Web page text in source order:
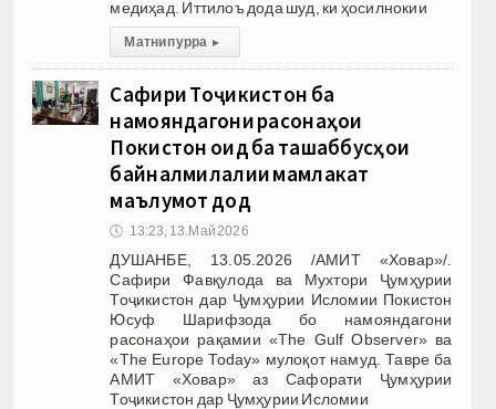
медиҳад. Иттилоъ дода шуд, ки ҳосилнокии
Матни пурра ▸
Сафири Тоҷикистон ба
намояндагони расонаҳои
Покистон оид ба ташаббусҳои
байналмилалии мамлакат
маълумот дод
🕔 13:23, 13.Май 2026
ДУШАНБЕ, 13.05.2026 /АМИТ «Ховар»/.
Сафири Фавқулода ва Мухтори Ҷумҳурии
Тоҷикистон дар Ҷумҳурии Исломии Покистон
Юсуф Шарифзода бо намояндагони
расонаҳои рақамии «The Gulf Observer» ва
«The Europe Today» мулоқот намуд. Тавре ба
АМИТ «Ховар» аз Сафорати Ҷумҳурии
Тоҷикистон дар Ҷумҳурии Исломии